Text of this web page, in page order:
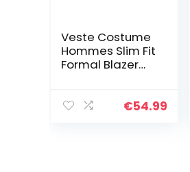
Veste Costume
Hommes Slim Fit
Formal Blazer
€54.99